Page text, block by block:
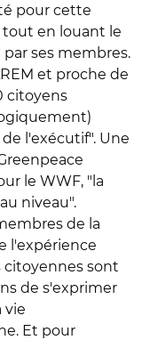
pour cette
en louant le
ses membres.
et proche de
citoyens
l'exécutif". Une
le WWF, "la
niveau".
de la
l'expérience
citoyennes sont
de s'exprimer
vie
Et pour